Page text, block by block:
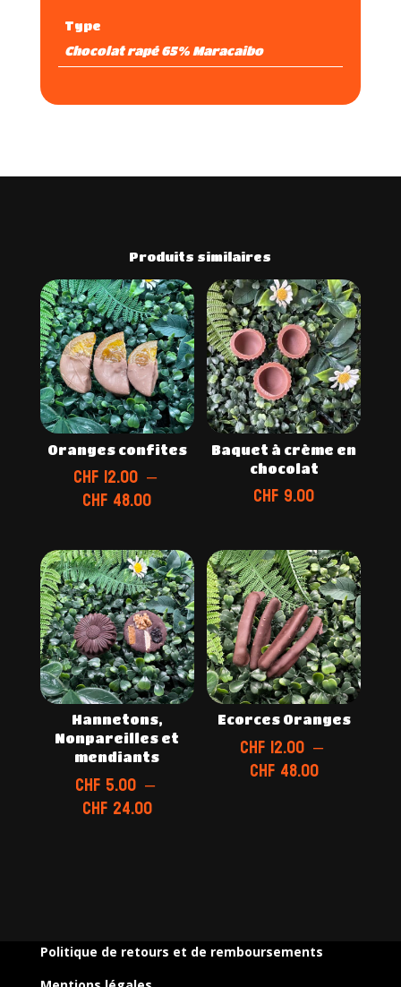
Type
Chocolat rapé 65% Maracaibo
Produits similaires
Oranges confites
CHF12.00 –
CHF48.00Plage
prix :
CHF 12.00
à
CHF 48.00
Baquet à crème en
chocolat
CHF9.00
Hannetons,
Nonpareilles et
mendiants
CHF5.00 –
CHF24.00Plage
Ecorces Oranges
CHF12.00 –
CHF48.00Plage
Politique de retours et de remboursements